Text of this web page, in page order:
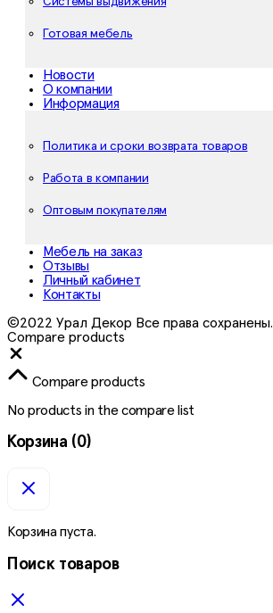
Готовая мебель
Новости
О компании
Информация
Политика и сроки возврата товаров
Работа в компании
Оптовым покупателям
Мебель на заказ
Отзывы
Личный кабинет
Контакты
©2022 Урал Декор Все права сохранены.
Compare products
Compare products
No products in the compare list
Корзина (0)
Корзина пуста.
Поиск товаров